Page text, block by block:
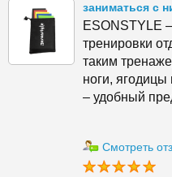
заниматься с
ESONSTYLE
тренировки
таким
ноги,
– удобный
Смотреть